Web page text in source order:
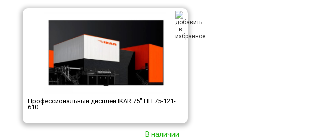
Профессиональный дисплей IKAR 75" ПП 75-121-
610
В наличии